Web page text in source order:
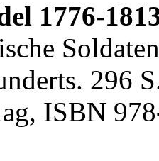
1776-
296
ISBN